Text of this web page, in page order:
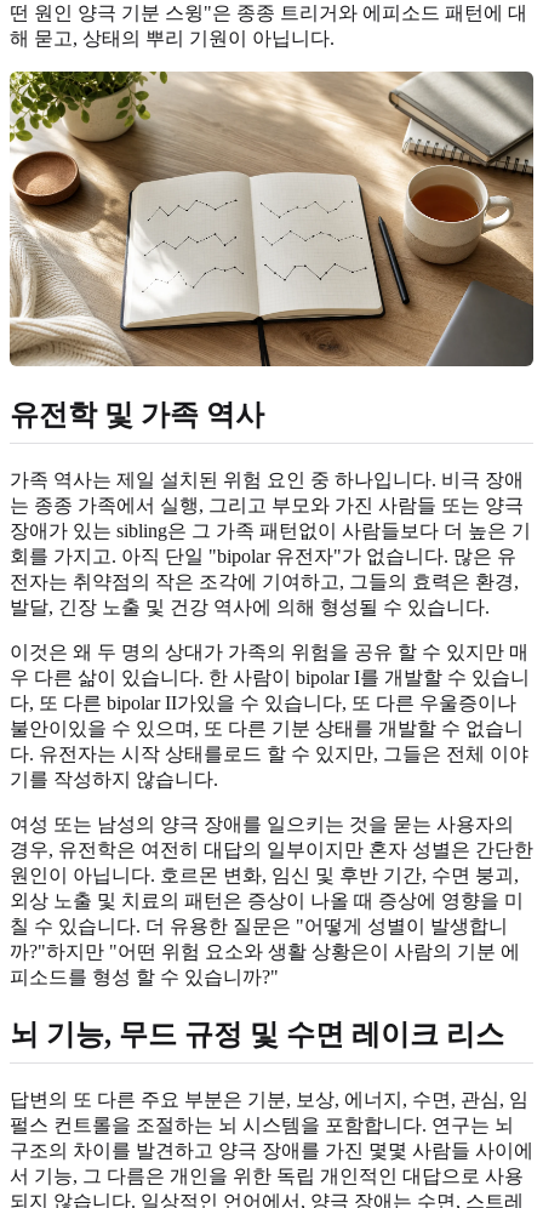
떤 원인 양극 기분 스윙"은 종종 트리거와 에피소드 패턴에 대
해 묻고, 상태의 뿌리 기원이 아닙니다.
유전학 및 가족 역사
가족 역사는 제일 설치된 위험 요인 중 하나입니다. 비극 장애
는 종종 가족에서 실행, 그리고 부모와 가진 사람들 또는 양극
장애가 있는 sibling은 그 가족 패턴없이 사람들보다 더 높은 기
회를 가지고. 아직 단일 "bipolar 유전자"가 없습니다. 많은 유
전자는 취약점의 작은 조각에 기여하고, 그들의 효력은 환경,
발달, 긴장 노출 및 건강 역사에 의해 형성될 수 있습니다.
이것은 왜 두 명의 상대가 가족의 위험을 공유 할 수 있지만 매
우 다른 삶이 있습니다. 한 사람이 bipolar I를 개발할 수 있습니
다, 또 다른 bipolar II가있을 수 있습니다, 또 다른 우울증이나
불안이있을 수 있으며, 또 다른 기분 상태를 개발할 수 없습니
다. 유전자는 시작 상태를로드 할 수 있지만, 그들은 전체 이야
기를 작성하지 않습니다.
여성 또는 남성의 양극 장애를 일으키는 것을 묻는 사용자의
경우, 유전학은 여전히 대답의 일부이지만 혼자 성별은 간단한
원인이 아닙니다. 호르몬 변화, 임신 및 후반 기간, 수면 붕괴,
외상 노출 및 치료의 패턴은 증상이 나올 때 증상에 영향을 미
칠 수 있습니다. 더 유용한 질문은 "어떻게 성별이 발생합니
까?"하지만 "어떤 위험 요소와 생활 상황은이 사람의 기분 에
피소드를 형성 할 수 있습니까?"
뇌 기능, 무드 규정 및 수면 레이크 리스
답변의 또 다른 주요 부분은 기분, 보상, 에너지, 수면, 관심, 임
펄스 컨트롤을 조절하는 뇌 시스템을 포함합니다. 연구는 뇌
구조의 차이를 발견하고 양극 장애를 가진 몇몇 사람들 사이에
서 기능, 그 다름은 개인을 위한 독립 개인적인 대답으로 사용
되지 않습니다. 일상적인 언어에서, 양극 장애는 수면, 스트레